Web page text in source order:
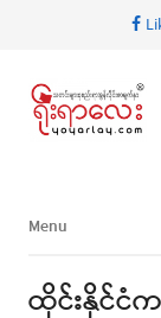
Menu
Menu
ထိုင်းနိုင်ငံ